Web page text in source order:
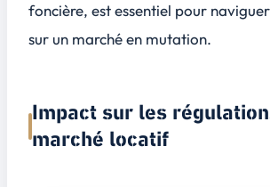
foncière, est essentiel pour
sur un marché en mutation.
Impact sur les
marché locatif